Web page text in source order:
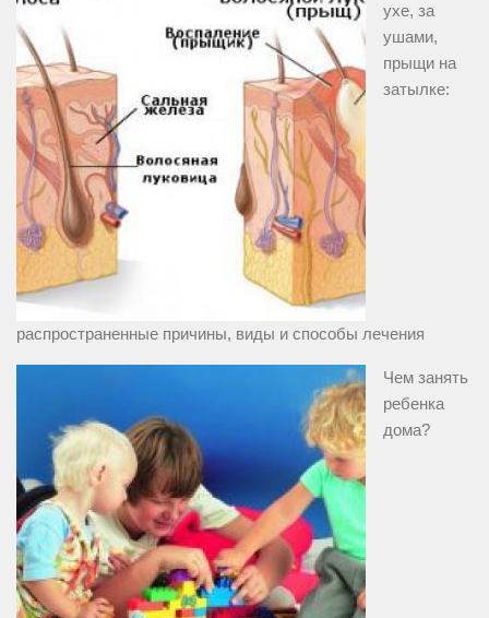
ухе, за
ушами,
прыщи на
затылке:
распространенные причины, виды и способы лечения
Чем занять
ребенка
дома?